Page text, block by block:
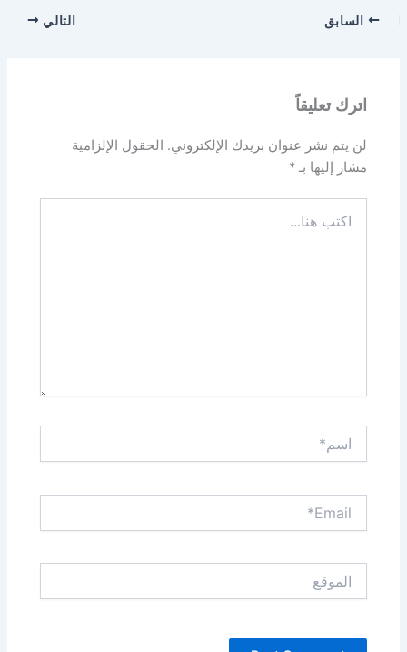
السابق التالي
اترك تعليقاً
لن يتم نشر عنوان بريدك الإلكتروني. الحقول الإلزامية
مشار إليها بـ*
هنا...